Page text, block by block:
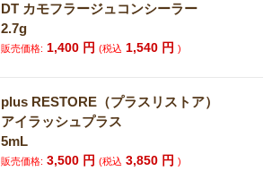
DT カモフラージュコンシーラー
2.7g
販売価格: 1,400 円(税込 1,540 円)
plus RESTORE（プラスリストア）
アイラッシュプラス
5mL
販売価格: 3,500 円(税込 3,850 円)